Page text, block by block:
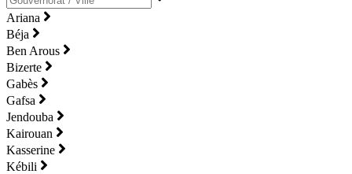
Ariana
Béja
Ben Arous
Bizerte
Gabès
Gafsa
Jendouba
Kairouan
Kasserine
Kébili